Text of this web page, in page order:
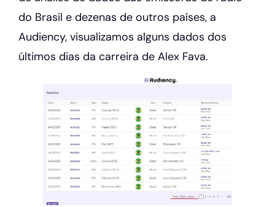
do Brasil e dezenas de outros países, a
Audiency, visualizamos alguns dados dos
últimos dias da carreira de Alex Fava.